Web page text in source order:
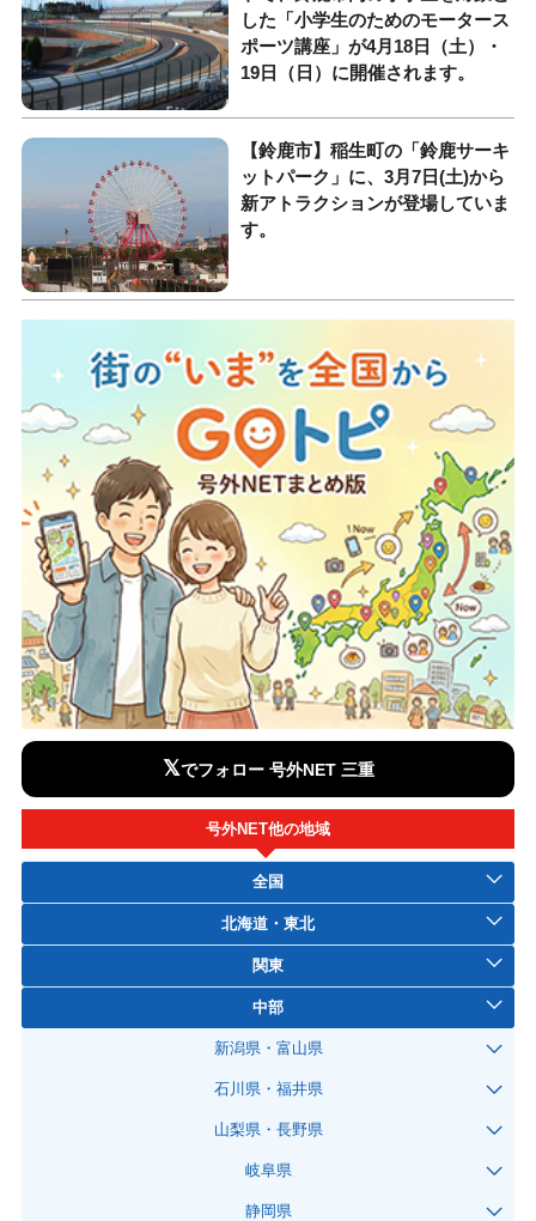
した「小学生のためのモータース
ポーツ講座」が4月18日（土）・
19日（日）に開催されます。
【鈴鹿市】稲生町の「鈴鹿サーキ
ットパーク」に、3月7日(土)から
新アトラクションが登場していま
す。
𝕏でフォロー 号外NET 三重
号外NET他の地域
全国
北海道・東北
関東
中部
新潟県・富山県
石川県・福井県
山梨県・長野県
岐阜県
静岡県